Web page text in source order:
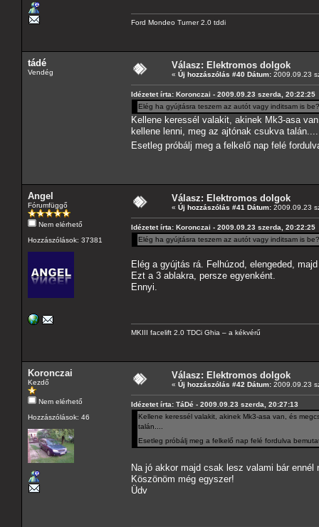
Ford Mondeo Turner 2.0 tddi
tádé
Vendég
Válasz: Elektromos dolgok
« Új hozzászólás #40 Dátum: 2009.09.23
Idézetet írta: Koronczai - 2009.09.23 szerda, 20:22:25
Elég ha gyújtásra teszem az autót vagy inditsam is be?
Kellene keressél valakit, akinek Mk3-asa
kellene lenni, meg az ajtónak csukva talán....
Esetleg próbálj meg a felkelő nap felé
Angel
Fórumfüggő
Nem elérhető
Hozzászólások: 37381
Válasz: Elektromos dolgok
« Új hozzászólás #41 Dátum: 2009.09.23
Idézetet írta: Koronczai - 2009.09.23 szerda, 20:22:25
Elég ha gyújtásra teszem az autót vagy inditsam is be?
Elég a gyújtás rá. Felhúzod, elengeded,
Ezt a 3 ablakra, persze egyenként.
Ennyi.
MKIII facelift 2.0 TDCi Ghia – a kékvérű
Koronczai
Kezdő
Nem elérhető
Hozzászólások: 46
Válasz: Elektromos dolgok
« Új hozzászólás #42 Dátum: 2009.09.23
Idézetet írta: TáDé - 2009.09.23 szerda, 20:27:13
Kellene keressél valakit, akinek Mk3-asa van, és
talán....
Esetleg próbálj meg a felkelő nap felé fordulva
Na jó akkor majd csak lesz valami bár
Köszönöm még egyszer!
Üdv